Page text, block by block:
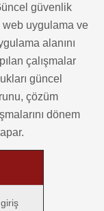
güvenlik
uygulama ve
alanını
çalışmalar
güncel
çözüm
dönem